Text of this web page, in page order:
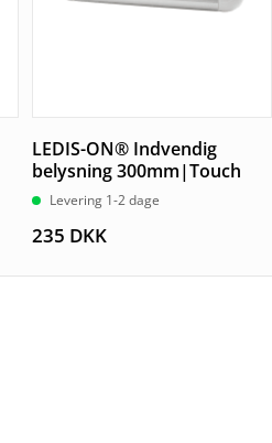
LEDIS-ON® Indvendig
belysning 300mm|Touch
Levering 1-2 dage
235 DKK